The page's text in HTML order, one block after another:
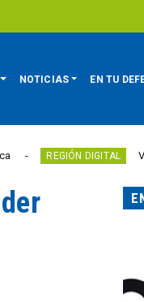
NOTICIAS EN TU
DIGITAL Villavicencio